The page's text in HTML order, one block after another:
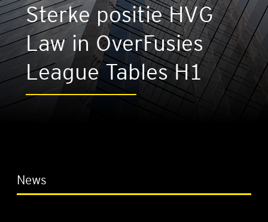
Ster­ke posi­tie HVG
Law in Over­Fu­sies
Lea­gue Tables H1
News